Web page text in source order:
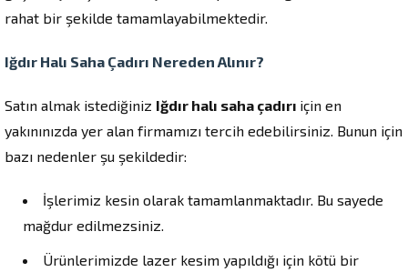
rahat bir şekilde tamamlayabilmektedir.
Iğdır Halı Saha Çadırı Nereden Alınır?
Satın almak istediğiniz Iğdır halı saha çadırı için en
yakınınızda yer alan firmamızı tercih edebilirsiniz. Bunun için
bazı nedenler şu şekildedir:
İşlerimiz kesin olarak tamamlanmaktadır. Bu sayede
mağdur edilmezsiniz.
Ürünlerimizde lazer kesim yapıldığı için kötü bir